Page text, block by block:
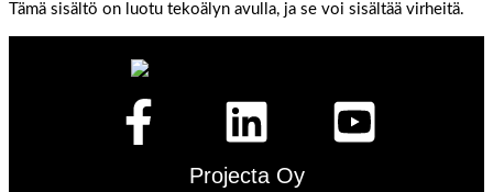
Tämä sisältö on luotu tekoälyn avulla, ja se voi sisältää virheitä.
Projecta Oy